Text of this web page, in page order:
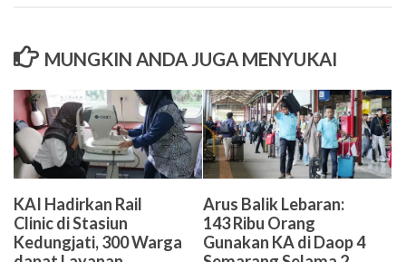
MUNGKIN ANDA JUGA MENYUKAI
KAI Hadirkan Rail
Clinic di Stasiun
Kedungjati, 300 Warga
Arus Balik Lebaran:
143 Ribu Orang
Gunakan KA di Daop 4